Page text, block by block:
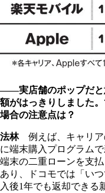
――実店舗のポップだと
額がはっきりしました
場合の注意点は？
法林例えば、キャリア
に端末購入プログラム
端末の二重ローンを支
あり、ドコモでは「い
入後1年でも返却できる